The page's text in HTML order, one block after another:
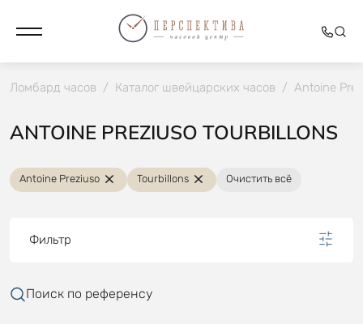
Ломбард часов / Каталог швейцарских часов / Antoine
ANTOINE PREZIUSO TOURBILLONS
Antoine Preziuso Tourbillons Очистить всё
Фильтр
Поиск по референсу